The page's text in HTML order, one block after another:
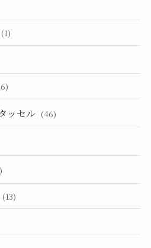
(1)
ッセル (46)
(13)